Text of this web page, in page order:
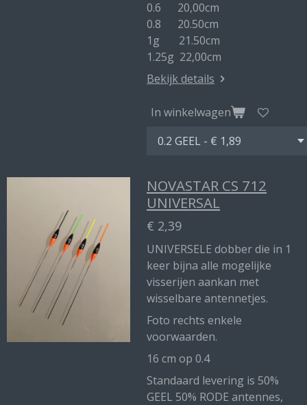
0.6 20,00cm
0.8 20.50cm
1g 21.50cm
1.25g 22,00cm
Bekijk details
In winkelwagen
NOVASTAR CS 712
UNIVERSAL
€ 2,39
UNIVERSELE dobber die in 1
keer bijna alle mogelijke
visserijen aankan met
wisselbare antennetjes.
Foto rechts enkele
voorwaarden.
16 cm op 0.4
Standaard levering is 50%
GEEL 50% RODE antennes,